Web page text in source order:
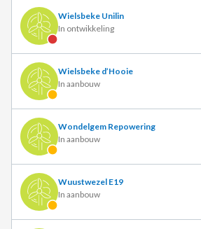
Wielsbeke Unilin
In ontwikkeling
Wielsbeke d’Hooie
In aanbouw
Wondelgem Repowering
In aanbouw
Wuustwezel E19
In aanbouw